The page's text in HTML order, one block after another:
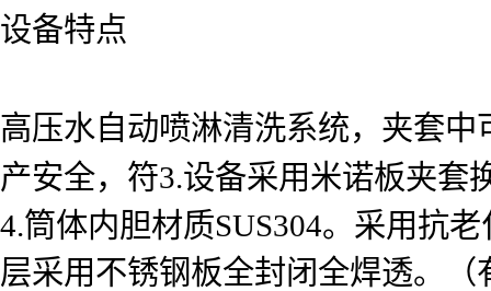
设备特点
高压水自动喷淋清洗系统，夹套
产安全，符3.设备采用米诺板夹套
4.筒体内胆材质SUS304。采用抗
层采用不锈钢板全封闭全焊透。（